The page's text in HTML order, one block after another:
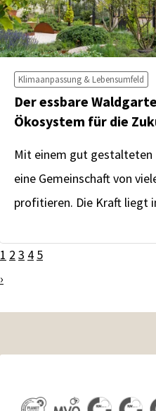
Klimaanpassung & Lebensumfeld
Der essbare
Ökosystem für die
Mit einem gut
eine Gemeinschaft von
profitieren. Die Kraft liegt
1 2 3 4 5
›